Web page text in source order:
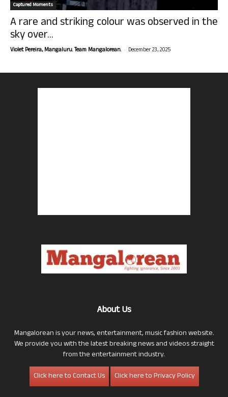
Captured Moments
A rare and striking colour was observed in the
sky over...
Violet Pereira, Mangaluru. Team Mangalorean. - December 23, 2025
About Us
Mangalorean is your news, entertainment, music fashion website.
We provide you with the latest breaking news and videos straight
from the entertainment industry.
Click here to Contact Us
Click here to Privacy Policy